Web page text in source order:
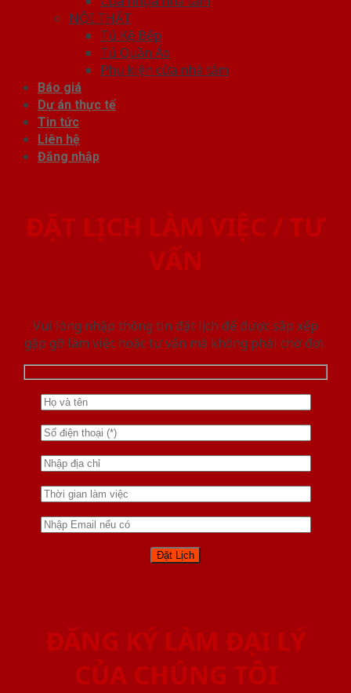
NỘI THẤT
Tủ Kệ Bếp
Tủ Quần Áo
Phụ kiện cửa nhà tắm
Báo giá
Dự án thực tế
Tin tức
Liên hệ
Đăng nhập
ĐẶT LỊCH LÀM VIỆC / TƯ
VẤN
Vui lòng nhập thông tin đặt lịch để được sắp xếp
gặp gỡ làm việc hoăc tư vấn mà không phải chờ đợi.
ĐĂNG KÝ LÀM ĐẠI LÝ
CỦA CHÚNG TÔI